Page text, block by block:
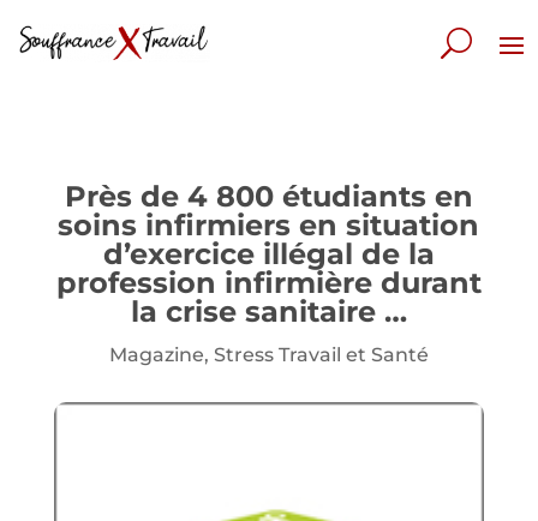
Près de 4 800 étudiants en
soins infirmiers en situation
d’exercice illégal de la
profession infirmière durant
la crise sanitaire …
Magazine, Stress Travail et Santé